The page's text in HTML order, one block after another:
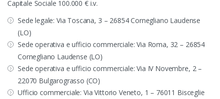
Capitale Sociale 100.000 € i.v.
Sede legale: Via Toscana, 3 – 26854 Cornegliano Laudense
(LO)
Sede operativa e ufficio commerciale: Via Roma, 32 – 26854
Cornegliano Laudense (LO)
Sede operativa e ufficio commerciale: Via IV Novembre, 2 –
22070 Bulgarograsso (CO)
Ufficio commerciale: Via Vittorio Veneto, 1 – 76011 Bisceglie